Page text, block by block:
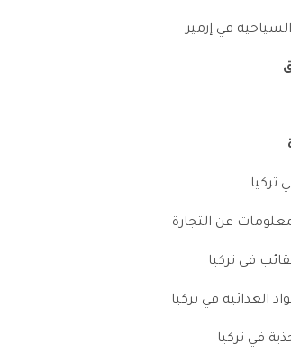
في إزمير
تركيا
عن التجارة
فى تركيا
الغذائية في تركيا
في تركيا